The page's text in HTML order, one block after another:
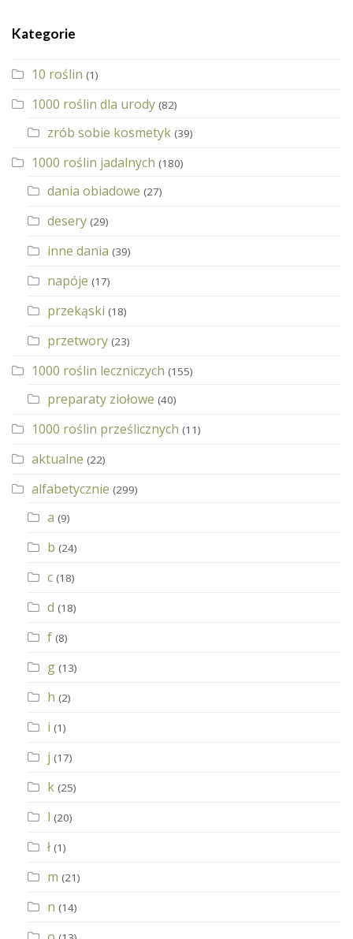
Kategorie
10 roślin (1)
1000 roślin dla urody (82)
zrób sobie kosmetyk (39)
1000 roślin jadalnych (180)
dania obiadowe (27)
desery (29)
inne dania (39)
napóje (17)
przekąski (18)
przetwory (23)
1000 roślin leczniczych (155)
preparaty ziołowe (40)
1000 roślin prześlicznych (11)
aktualne (22)
alfabetycznie (299)
a (9)
b (24)
c (18)
d (18)
f (8)
g (13)
h (2)
i (1)
j (17)
k (25)
l (20)
ł (1)
m (21)
n (14)